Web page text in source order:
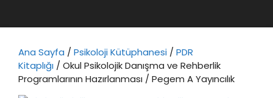
Ana Sayfa / Psikoloji Kütüphanesi / PDR
Kitaplığı / Okul Psikolojik Danışma ve Rehberlik
Programlarının Hazırlanması / Pegem A Yayıncılık